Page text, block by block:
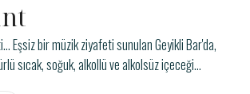
Eşsiz bir müzik ziyafeti sunulan Geyikli Bar'da,
sıcak, soğuk, alkollü ve alkolsüz içeceği